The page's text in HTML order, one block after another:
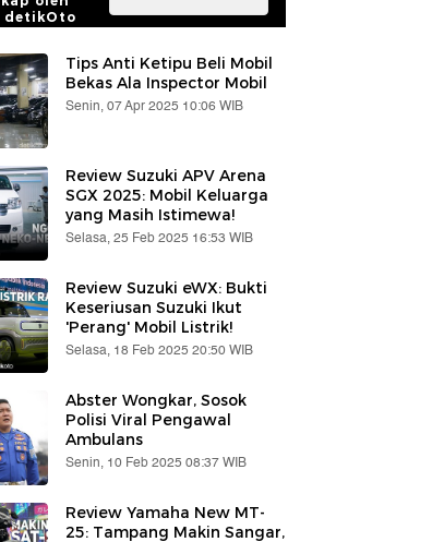
detikOto
Tips Anti Ketipu Beli Mobil
Bekas Ala Inspector Mobil
Senin, 07 Apr 2025 10:06 WIB
Review Suzuki APV Arena
SGX 2025: Mobil Keluarga
yang Masih Istimewa!
Selasa, 25 Feb 2025 16:53 WIB
Review Suzuki eWX: Bukti
Keseriusan Suzuki Ikut
'Perang' Mobil Listrik!
Selasa, 18 Feb 2025 20:50 WIB
Abster Wongkar, Sosok
Polisi Viral Pengawal
Ambulans
Senin, 10 Feb 2025 08:37 WIB
Review Yamaha New MT-
25: Tampang Makin Sangar,